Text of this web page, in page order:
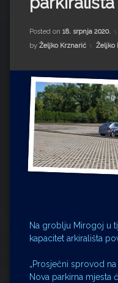
Impressum
Milenko Strižak
Drugi autori
Drugi autori
Ljiljana Lekanić-Kljaić
Željko Krznarić
Mario Lovreković
Posted on 18. srpnja 2020.
by Željko Krznarić Željko
Na groblju Mirogoj u
kapacitet arkirališta
„Prosječni sprovod
Nova parkirna mjesta